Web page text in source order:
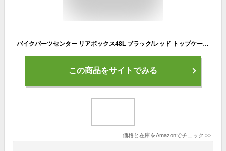
バイクパーツセンター リアボックス48L ブラック/レッド トップケース 907905
この商品をサイトでみる
価格と在庫をAmazonでチェック >>